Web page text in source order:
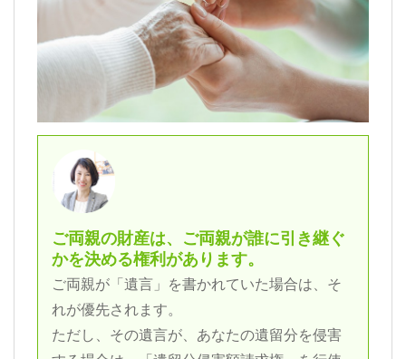
ご両親の財産は、ご両親が誰に引き継ぐ
かを決める権利があります。
ご両親が「遺言」を書かれていた場合は、そ
れが優先されます。
ただし、その遺言が、あなたの遺留分を侵害